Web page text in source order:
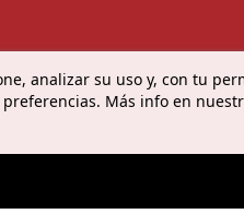
analizar su uso y, con tu
Más info en